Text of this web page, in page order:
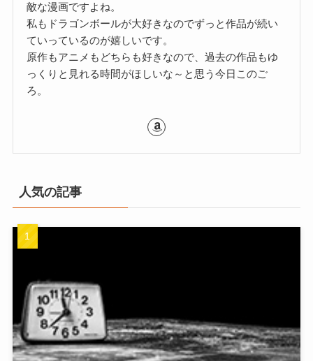
敵な漫画ですよね。
私もドラゴンボールが大好きなのでずっと作品が続い
ていっているのが嬉しいです。
原作もアニメもどちらも好きなので、過去の作品もゆ
っくりと見れる時間がほしいな～と思う今日このご
ろ。
人気の記事